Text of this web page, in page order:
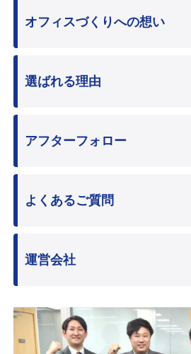
オフィスづくりへの想い
選ばれる理由
アフターフォロー
よくあるご質問
運営会社